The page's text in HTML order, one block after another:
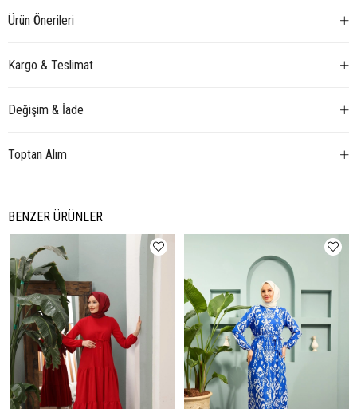
Ürün Önerileri
Kargo & Teslimat
Değişim & İade
Toptan Alım
BENZER ÜRÜNLER